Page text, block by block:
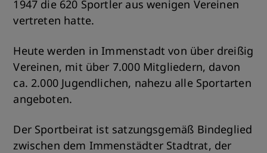
1947 die 620 Sportler aus wenigen Vereinen
vertreten hatte.
Heute werden in Immenstadt von über dreißig
Vereinen, mit über 7.000 Mitgliedern, davon
ca. 2.000 Jugendlichen, nahezu alle Sportarten
angeboten.
Der Sportbeirat ist satzungsgemäß Bindeglied
zwischen dem Immenstädter Stadtrat, der